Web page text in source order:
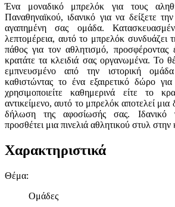
Ένα μοναδικό μπρελόκ για τους
Παναθηναϊκού, ιδανικό για να δείξετε
αγαπημένη σας ομάδα.
λεπτομέρεια, αυτό το μπρελόκ συνδυάζει
πάθος για τον αθλητισμό,
κρατάτε τα κλειδιά σας οργανωμένα. Το
εμπνευσμένο από την ιστορική
καθιστώντας το ένα εξαιρετικό δώρο
χρησιμοποιείτε καθημερινά είτε το
αντικείμενο, αυτό το μπρελόκ αποτελεί μια
δήλωση της αφοσίωσής σας. Ιδανικό
προσθέτει μια πινελιά αθλητικού στυλ
Χαρακτηριστικά
Θέμα:
Ομάδες